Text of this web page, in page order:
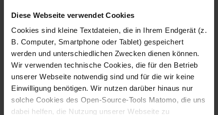
Diese Webseite verwendet Cookies
Cookies sind kleine Textdateien, die in Ihrem Endgerät (z.
B. Computer, Smartphone oder Tablet) gespeichert
werden und unterschiedlichen Zwecken dienen können.
Wir verwenden technische Cookies, die für den Betrieb
unserer Webseite notwendig sind und für die wir keine
Einwilligung benötigen. Wir nutzen darüber hinaus nur
solche Cookies des Open-Source-Tools Matomo, die uns
dabei helfen, die Nutzung unserer Webseite zu
Fotografo: Lorenz
Sternbach
Download
Fotografo: Lorenz
Sternbach
Download